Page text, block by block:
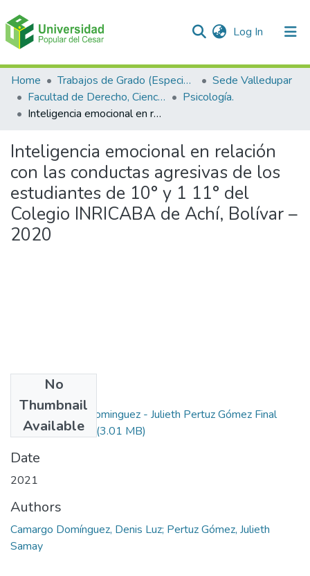
Log In (current)
Communities & Collections
All of DSpace
Home Trabajos de Grado (Especializaciones y Pregrados)
Sede Valledupar
Facultad de Derecho, Ciencias Políticas y Sociales.
Psicología.
Inteligencia emocional en relación con las conductas agresivas de los estudiantes de 10° y 1 11° del Colegio INRICABA de Achí, Bolívar – 2020
Inteligencia emocional en relación
con las conductas agresivas de los
estudiantes de 10° y 1 11° del
Colegio INRICABA de Achí, Bolívar –
2020
No
Thumbnail
Available
Denis Camargo Dominguez - Julieth Pertuz Gómez Final
FINAL prueba.pdf (3.01 MB)
Date
2021
Authors
Camargo Domínguez, Denis Luz; Pertuz Gómez, Julieth
Samay